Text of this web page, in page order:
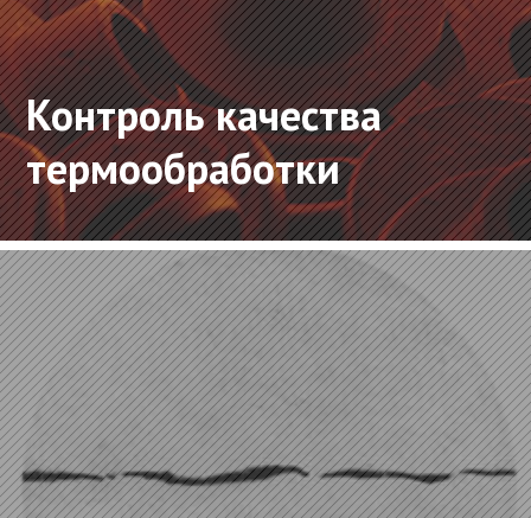
Контроль качества
термообработки